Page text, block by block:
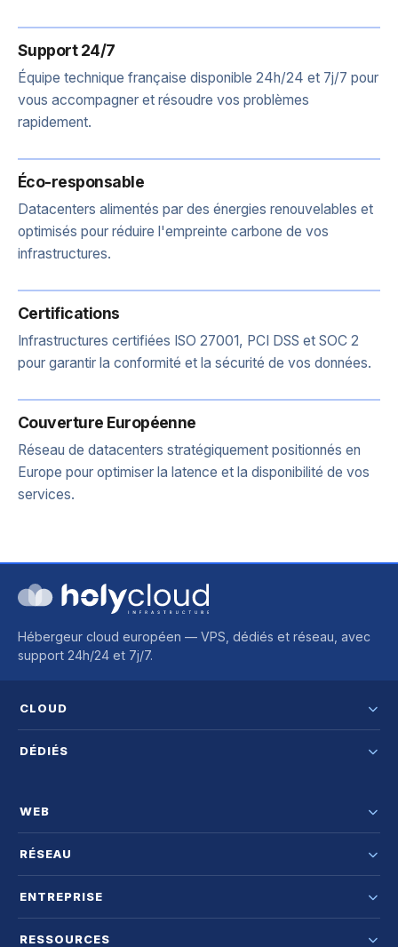
Support 24/7
Équipe technique française disponible 24h/24 et 7j/7 pour
vous accompagner et résoudre vos problèmes
rapidement.
Éco-responsable
Datacenters alimentés par des énergies renouvelables et
optimisés pour réduire l'empreinte carbone de vos
infrastructures.
Certifications
Infrastructures certifiées ISO 27001, PCI DSS et SOC 2
pour garantir la conformité et la sécurité de vos données.
Couverture Européenne
Réseau de datacenters stratégiquement positionnés en
Europe pour optimiser la latence et la disponibilité de vos
services.
Hébergeur cloud européen — VPS, dédiés et réseau, avec
support 24h/24 et 7j/7.
CLOUD
DÉDIÉS
WEB
RÉSEAU
ENTREPRISE
RESSOURCES